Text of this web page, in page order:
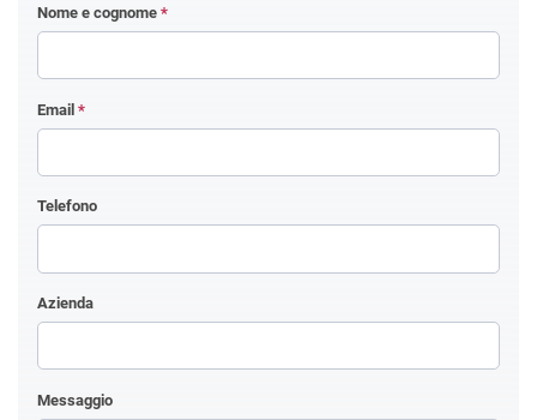
Nome e cognome *
Email *
Telefono
Azienda
Messaggio